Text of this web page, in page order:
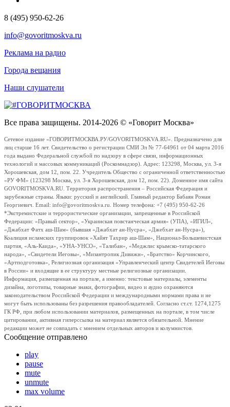
8 (495) 950-62-26
info@govoritmoskva.ru
Реклама на радио
Города вещания
Наши слушатели
Все права защищены. 2014-2026 © «Говорит Москва»
Сетевое издание «ГОВОРИТМОСКВА.РУ/GOVORITMOSKVA.RU». Предназначено для
лиц старше 16 лет. Свидетельство о регистрации СМИ Эл № 77-64961 от 04 марта 2016
года выдано Федеральной службой по надзору в сфере связи, информационных
технологий и массовых коммуникаций (Роскомнадзор). Адрес: 123298, Москва, ул. 3-я
Хорошевская, дом 12, пом. 22. Учредитель Общество с ограниченной ответственностью
«РУ ФМ» (123298 Москва, ул. 3-я Хорошевская, дом 12, пом. 22). Доменное имя сайта
GOVORITMOSKVA.RU. Территория распространения – Российская Федерация и
зарубежные страны. Языки: русский и английский. Главный редактор Бабаян Роман
Георгиевич. Email: info@govoritmoskva.ru. Номер телефона: +7 (495) 950-62-26
*Экстремистские и террористические организации, запрещенные в Российской
Федерации: «Правый сектор», «Украинская повстанческая армия» (УПА), «ИГИЛ»,
«Джабхат Фатх аш-Шам» (бывшая «Джабхат ан-Нусра», «Джебхат ан-Нусра»),
Коалиция исламских группировок «Хайят Тахрир аш-Шам», Национал-Большевистская
партия, «Аль-Каида», «УНА-УНСО», «Талибан», «Меджлис крымско-татарского
народа», «Свидетели Иеговы», «Мизантропик Дивижн», «Братство» Корчинского,
«Артподготовка», Религиозная организация «Управленческий центр Свидетелей Иеговы
в России» и входящие в ее структуру местные религиозные организации.
Информация, размещенная на портале, а именно: текстовые материалы, элементы
дизайна, логотипы, товарные знаки, фотографии, видео и аудио охраняются
законодательством Российской Федерации и международными нормами права и не
могут быть использованы без разрешения правообладателей. Согласно ст.ст. 1274,1275
ГК РФ, при любом использовании материалов, размещенных на портале, в том числе
цитировании, активная гиперссылка на материал является обязательной. Мнение
редакции может не совпадать с мнением отдельных авторов и колумнистов.
Сообщение отправлено
play
pause
mute
unmute
max volume